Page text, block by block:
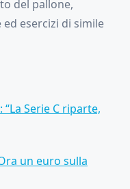
del pallone,
esercizi di simile
Serie C riparte,
un euro sulla